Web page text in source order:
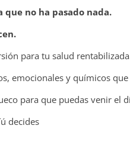
no ha pasado nada.
para tu salud
emocionales y químicos
para que puedas venir el
decides